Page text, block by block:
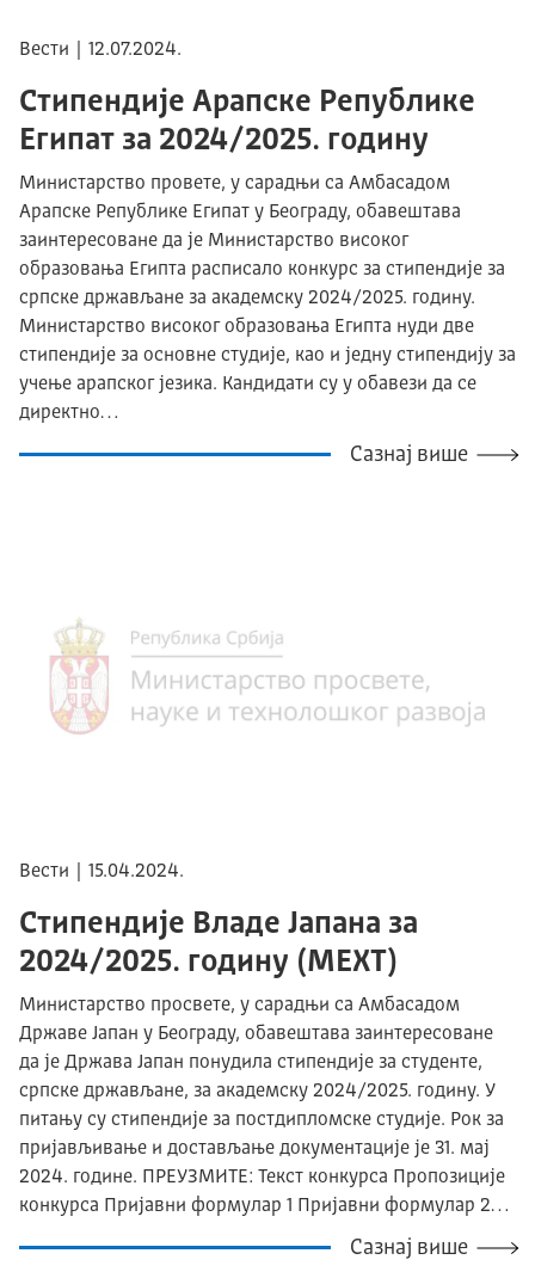
Вести | 12.07.2024.
Стипендије Арапске Републике
Египат за 2024/2025. годину
Министарство провете, у сарадњи са Амбасадом
Арапске Републике Египат у Београду, обавештава
заинтересоване да је Министарство високог
образовања Египта расписало конкурс за стипендије за
српске држављане за академску 2024/2025. годину.
Министарство високог образовања Египта нуди две
стипендије за основне студије, као и једну стипендију за
учење арапског језика. Кандидати су у обавези да се
директно…
Сазнај више
Вести | 15.04.2024.
Стипендије Владе Јапана за
2024/2025. годину (MEXT)
Министарство просвете, у сарадњи са Амбасадом
Државе Јапан у Београду, обавештава заинтересоване
да је Држава Јапан понудила стипендије за студенте,
српске држављане, за академску 2024/2025. годину. У
питању су стипендије за постдипломске студије. Рок за
пријављивање и достављање документације је 31. мај
2024. године. ПРЕУЗМИТЕ: Текст конкурса Пропозиције
конкурса Пријавни формулар 1 Пријавни формулар 2…
Сазнај више